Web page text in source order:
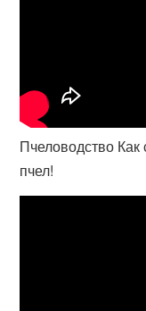
Пчеловодство
пчел!